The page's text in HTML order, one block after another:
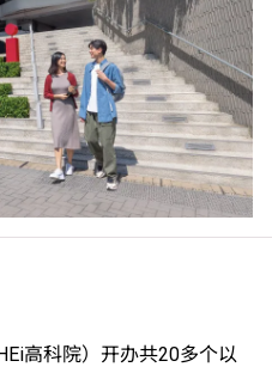
高科院）开办共20多个以